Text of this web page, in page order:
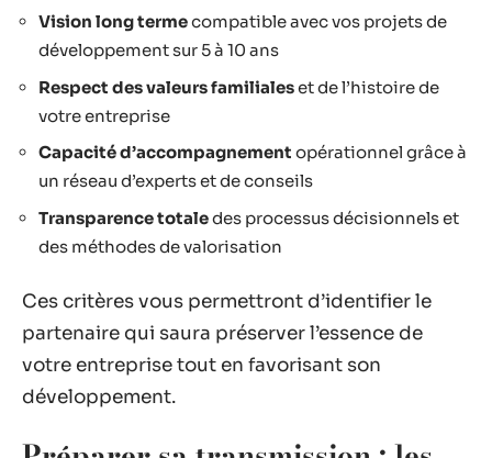
Vision long termecompatible avec vos projets de
développement sur 5 à 10 ans
Respect des valeurs familialeset de l’histoire de
votre entreprise
Capacité d’accompagnement opérationnel grâce à
un réseau d’experts et de conseils
Transparence totaledes processus décisionnels et
des méthodes de valorisation
Ces critères vous permettront d’identifier le
partenaire qui saura préserver l’essence de
votre entreprise tout en favorisant son
développement.